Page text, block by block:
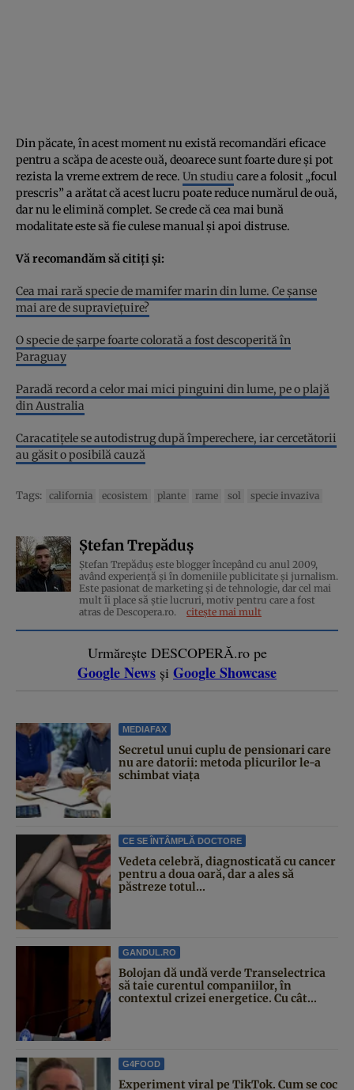
Din păcate, în acest moment nu există recomandări eficace
pentru a scăpa de aceste ouă, deoarece sunt foarte dure și pot
rezista la vreme extrem de rece. Un studiu care a folosit „focul
prescris” a arătat că acest lucru poate reduce numărul de ouă,
dar nu le elimină complet. Se crede că cea mai bună
modalitate este să fie culese manual și apoi distruse.
Vă recomandăm să citiți și:
Cea mai rară specie de mamifer marin din lume. Ce șanse
mai are de supraviețuire?
O specie de șarpe foarte colorată a fost descoperită în
Paraguay
Paradă record a celor mai mici pinguini din lume, pe o plajă
din Australia
Caracatițele se autodistrug după împerechere, iar cercetătorii
au găsit o posibilă cauză
Tags: california ecosistem plante rame sol specie invaziva
Ștefan Trepăduș
Ștefan Trepăduș este blogger începând cu anul 2009,
având experiență și în domeniile publicitate și jurnalism.
Este pasionat de marketing și de tehnologie, dar cel mai
mult îi place să știe lucruri, motiv pentru care a fost
atras de Descopera.ro.
citește mai mult
Urmărește DESCOPERĂ.ro pe
Google News și Google Showcase
MEDIAFAX
Secretul unui cuplu de pensionari care
nu are datorii: metoda plicurilor le-a
schimbat viața
CE SE ÎNTÂMPLĂ DOCTORE
Vedeta celebră, diagnosticată cu cancer
pentru a doua oară, dar a ales să
păstreze totul...
GANDUL.RO
Bolojan dă undă verde Transelectrica
să taie curentul companiilor, în
contextul crizei energetice. Cu cât...
G4FOOD
Experiment viral pe TikTok. Cum se coc